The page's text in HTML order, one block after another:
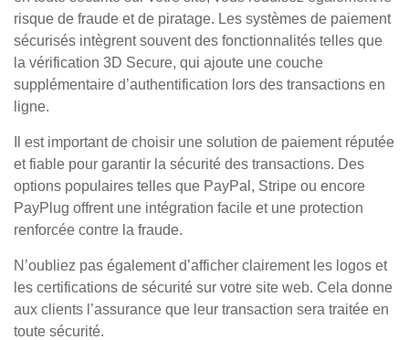
risque de fraude et de piratage. Les systèmes de paiement
sécurisés intègrent souvent des fonctionnalités telles que
la vérification 3D Secure, qui ajoute une couche
supplémentaire d’authentification lors des transactions en
ligne.
Il est important de choisir une solution de paiement réputée
et fiable pour garantir la sécurité des transactions. Des
options populaires telles que PayPal, Stripe ou encore
PayPlug offrent une intégration facile et une protection
renforcée contre la fraude.
N’oubliez pas également d’afficher clairement les logos et
les certifications de sécurité sur votre site web. Cela donne
aux clients l’assurance que leur transaction sera traitée en
toute sécurité.